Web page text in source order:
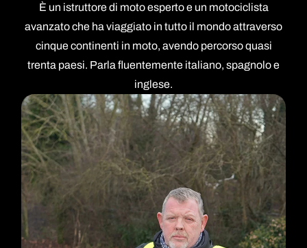
È un istruttore di moto esperto e un motociclista
avanzato che ha viaggiato in tutto il mondo attraverso
cinque continenti in moto, avendo percorso quasi
trenta paesi. Parla fluentemente italiano, spagnolo e
inglese.